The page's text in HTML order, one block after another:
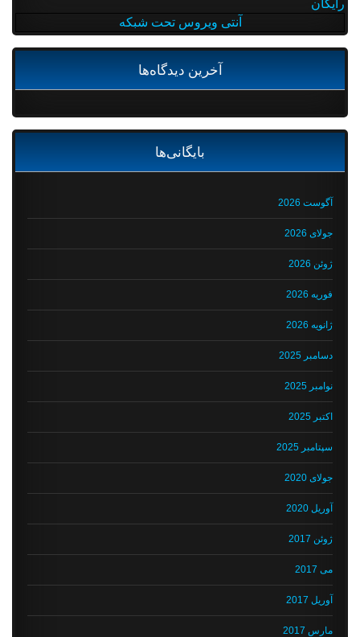
رایگان
آنتی ویروس تحت شبکه
آخرین دیدگاه‌ها
بایگانی‌ها
آگوست 2026
جولای 2026
ژوئن 2026
فوریه 2026
ژانویه 2026
دسامبر 2025
نوامبر 2025
اکتبر 2025
سپتامبر 2025
جولای 2020
آوریل 2020
ژوئن 2017
می 2017
آوریل 2017
مارس 2017